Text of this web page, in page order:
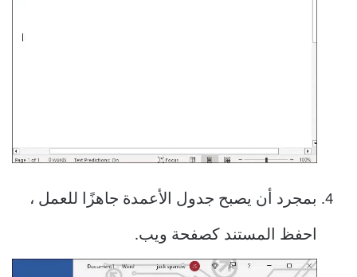
بمجرد أن يصبح جدول الأعمدة جاهزًا للعمل ،
احفظ المستند كصفحة ويب.